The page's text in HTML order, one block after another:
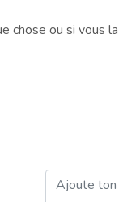
chose ou si vous